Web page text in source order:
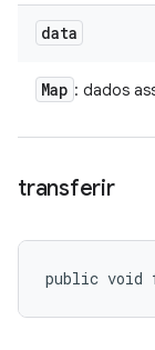
data
Map : dados
transferir
public void